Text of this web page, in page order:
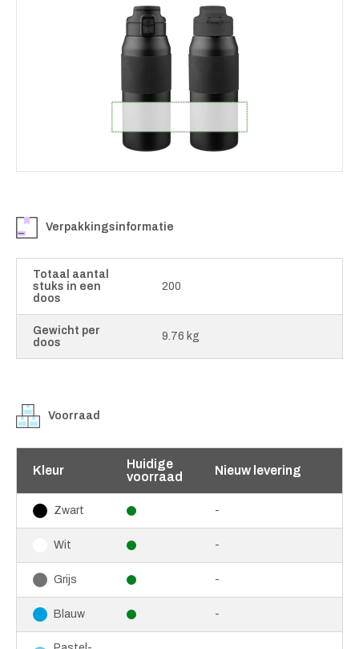
Verpakkingsinformatie
Totaal aantal
stuks in een
doos
200
Gewicht per
doos
9.76 kg
Voorraad
Kleur
Huidige
voorraad
Nieuw levering
Zwart -
Wit -
Grijs -
Blauw -